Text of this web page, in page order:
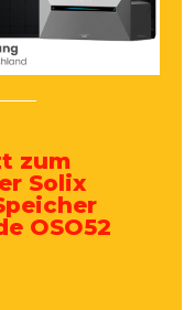
zum
Solix
OSO52